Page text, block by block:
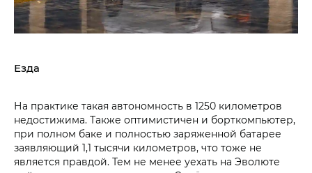
Езда
На практике такая автономность в 1250 километров
недостижима. Также оптимистичен и борткомпьютер,
при полном баке и полностью заряженной батарее
заявляющий 1,1 тысячи километров, что тоже не
является правдой. Тем не менее уехать на Эволюте